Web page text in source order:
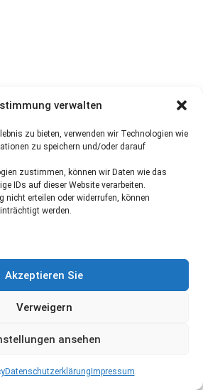
verwalten
zu bieten, verwenden wir Technologien wie
zu speichern und/oder darauf
zustimmen, können wir Daten wie das
IDs auf dieser Website verarbeiten.
nicht erteilen oder widerrufen, können
werden.
Akzeptieren Sie
Verweigern
ansehen
Datenschutzerklärung Impressum